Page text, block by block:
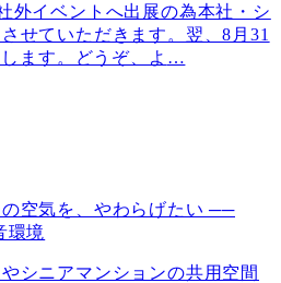
外イベントへ出展の為本社・シ
せていただきます。翌、8月31
ます。どうぞ、よ …
空気を、やわらげたい ──
環境
シニアマンションの共用空間